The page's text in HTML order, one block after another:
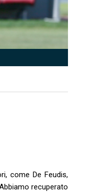
come De Feudis,
recuperato